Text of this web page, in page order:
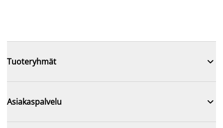
Tuoteryhmät 
Asiakaspalvelu 